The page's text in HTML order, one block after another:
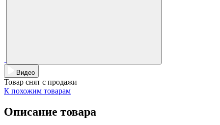
Видео
Товар снят с продажи
К похожим товарам
Описание товара